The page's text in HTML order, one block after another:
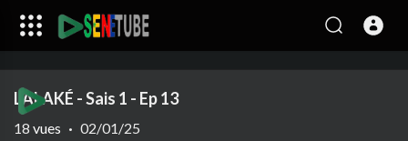
Download File: https://www.youtube.com/watch?v=XxwUdPQg2Ek
LALAKÉ - Sais 1 - Ep 13
18 vues · 02/01/25